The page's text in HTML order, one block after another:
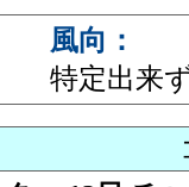
風向：
特定出来